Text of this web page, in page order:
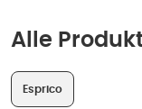
Alle
Esprico